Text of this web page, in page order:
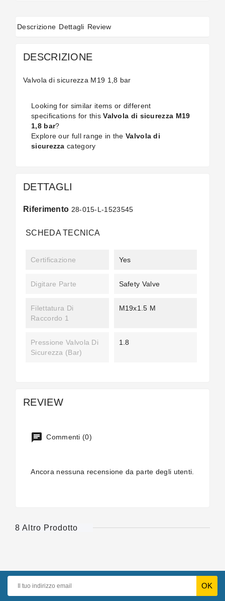
Descrizione Dettagli Review
DESCRIZIONE
Valvola di sicurezza M19 1,8 bar
Looking for similar items or different
specifications for thisValvola di sicurezza M19
1,8 bar?
Explore our full range in the Valvola di
sicurezza category
DETTAGLI
Riferimento 28-015-L-1523545
SCHEDA TECNICA
Certificazione Yes
Digitare Parte Safety Valve
Filettatura Di
Raccordo 1
M19x1.5 M
Pressione Valvola Di
Sicurezza (bar)
1.8
REVIEW
Commenti (0)
Ancora nessuna recensione da parte degli utenti.
8 Altro Prodotto